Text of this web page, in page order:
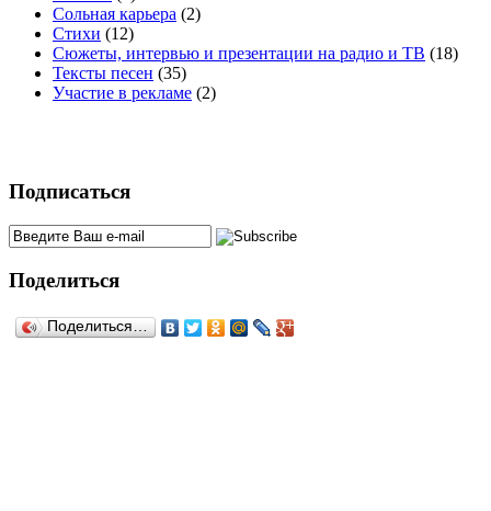
Сольная карьера (2)
Стихи (12)
Сюжеты, интервью и презентации на радио и ТВ (18)
Тексты песен (35)
Участие в рекламе (2)
Подписаться
Поделиться
Поделиться…